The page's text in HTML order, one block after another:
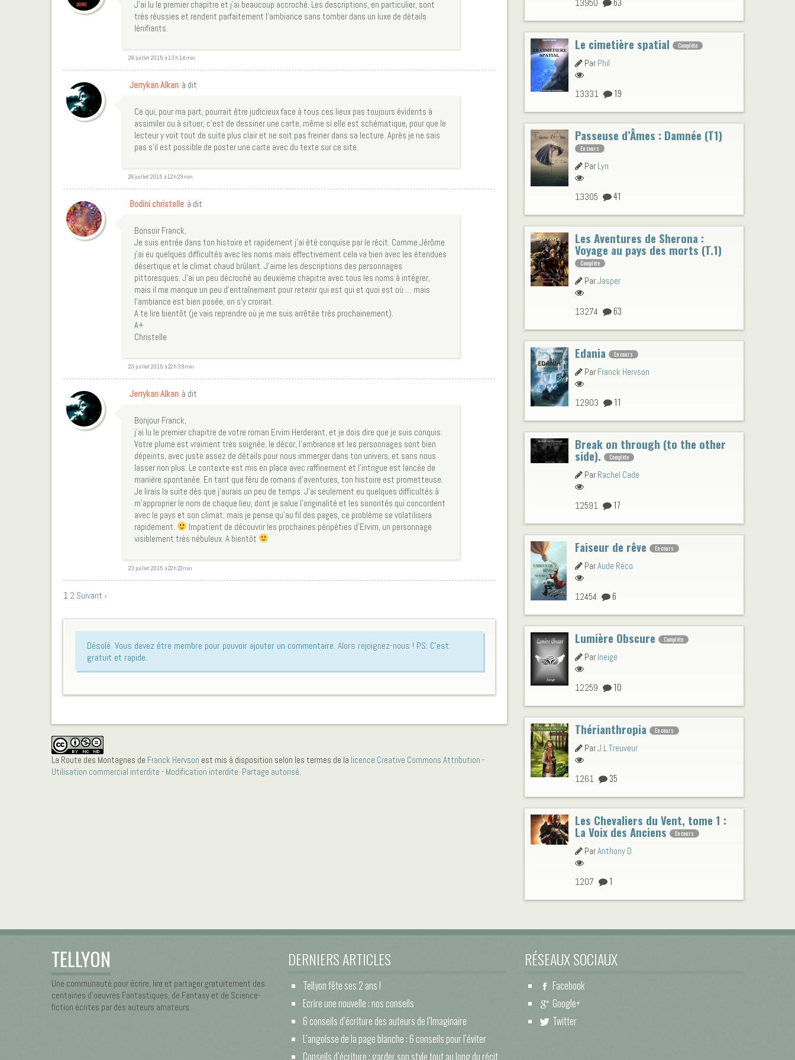
J’ai lu le premier chapitre et j’ai beaucoup accroché. Les descriptions, en particulier, sont
très réussies et rendent parfaitement l’ambiance sans tomber dans un luxe de détails
lénifiants.
28 juillet 2015 à 13 h 14 min
Jerrykan Alkan à dit
Ce qui, pour ma part, pourrait être judicieux face à tous ces lieux pas toujours évidents à
assimiler ou à situer, c’est de dessiner une carte, même si elle est schématique, pour que le
lecteur y voit tout de suite plus clair et ne soit pas freiner dans sa lecture. Après je ne sais
pas s’il est possible de poster une carte avec du texte sur ce site.
26 juillet 2015 à 12 h 29 min
Bodini christelle à dit
Bonsoir Franck,
Je suis entrée dans ton histoire et rapidement j’ai été conquise par le récit. Comme Jérôme
j’ai eu quelques difficultés avec les noms mais effectivement cela va bien avec les étendues
désertique et le climat chaud brûlant. J’aime les descriptions des personnages
pittoresques. J’ai un peu décroché au deuxième chapitre avec tous les noms à intégrer,
mais il me manque un peu d’entraînement pour retenir qui est qui et quoi est où … mais
l’ambiance est bien posée, on s’y croirait.
A te lire bientôt (je vais reprendre où je me suis arrêtée très prochainement).
A+
Christelle
23 juillet 2015 à 22 h 39 min
Jerrykan Alkan à dit
Bonjour Franck,
j’ai lu le premier chapitre de votre roman Ervim Herderant, et je dois dire que je suis conquis.
Votre plume est vraiment très soignée, le décor, l’ambiance et les personnages sont bien
dépeints, avec juste assez de détails pour nous immerger dans ton univers, et sans nous
lasser non plus. Le contexte est mis en place avec raffinement et l’intrigue est lancée de
manière spontanée. En tant que féru de romans d’aventures, ton histoire est prometteuse.
Je lirais la suite dès que j’aurais un peu de temps. J’ai seulement eu quelques difficultés à
m’approprier le nom de chaque lieu; dont je salue l’originalité et les sonorités qui concordent
avec le pays et son climat; mais je pense qu’au fil des pages, ce problème se volatilisera
rapidement.
Impatient de découvrir les prochaines péripéties d’Ervim, un personnage
visiblement très nébuleux. A bientôt
23 juillet 2015 à 22 h 22 min
1 2 Suivant ›
Désolé. Vous devez être membre pour pouvoir ajouter un commentaire. Alors rejoignez-nous ! PS: C'est
gratuit et rapide.
La Route des Montagnes de Franck Hervson est mis à disposition selon les termes de la licence Creative Commons Attribution -
Utilisation commercial interdite - Modification interdite. Partage autorisé
13950
Le cimetière spatial Complète
ParPhil
13331 19
Passeuse d’Âmes : Damnée (T1)
En cours
ParLyn
13305 41
Les Aventures de Sherona :
Voyage au pays des morts (T.1)
Complète
ParJasper
13274 63
Edania En cours
ParFranck Hervson
12903 11
Break on through (to the other
side). Complète
ParRachel Cade
12591 17
Faiseur de rêve En cours
ParAude Réco
12454 6
Lumière Obscure Complète
ParIneige
12259 10
Thérianthropia En cours
ParJ.L Treuveur
1261 35
Les Chevaliers du Vent, tome 1 :
La Voix des Anciens En cours
ParAnthony D
1207 1
TELLYON
Une communauté pour écrire, lire et partager gratuitement des
centaines d’oeuvres Fantastiques, de Fantasy et de Science-
fiction écrites par des auteurs amateurs.
DERNIERS ARTICLES
Tellyon fête ses 2 ans !
Ecrire une nouvelle : nos conseils
6 conseils d’écriture des auteurs de l’Imaginaire
L’angoisse de la page blanche : 6 conseils pour l’éviter
Conseils d’écriture : garder son style tout au long du récit
RÉSEAUX SOCIAUX
Facebook
Google+
Twitter